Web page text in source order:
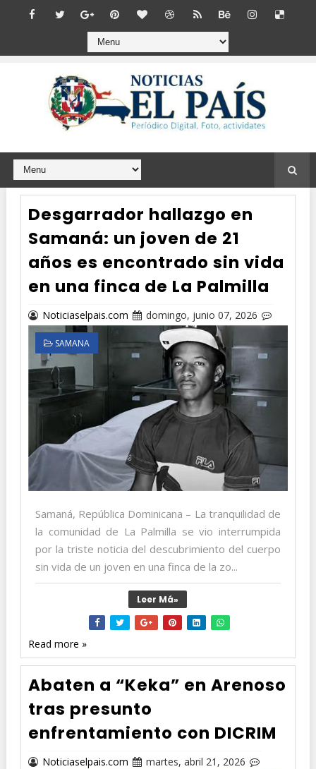
Desgarrador hallazgo en
Samaná: un joven de 21
años es encontrado sin vida
en una finca de La Palmilla
Noticiaselpais.com domingo, junio 07, 2026
SAMANA
Samaná, República Dominicana – La tranquilidad de
la comunidad de La Palmilla se vio interrumpida
por la triste noticia del descubrimiento del cuerpo
sin vida de un joven en una finca de la zo...
Leer Má»
Read more »
Abaten a “Keka” en Arenoso
tras presunto
enfrentamiento con DICRIM
Noticiaselpais.com martes, abril 21, 2026